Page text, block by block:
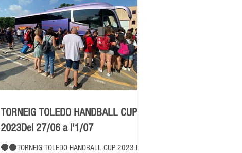
TORNEIG TOLEDO HANDBALL CUP
2023Del 27/06 a l'1/07
🔴⚫TORNEIG TOLEDO HANDBALL CUP 2023 Del